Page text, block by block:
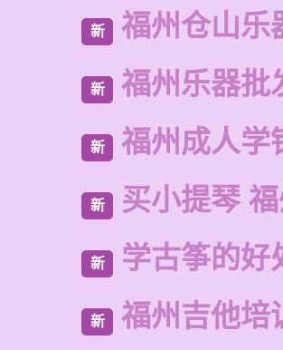
新 福州仓山乐
新 福州乐器批
新 福州成人学
新 买小提琴
新 学古筝的好
新 福州吉他培